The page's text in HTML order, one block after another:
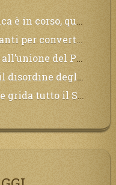
tarderà ad arrivare e tutta la Terra sarà oscurata.
e per chi non si sarà preparato saranno dolori.
avete che da attendere pochissimo.
troppo tardi, il tradimento è stato grande!
i lontani, affinché si pentano e tornino a Lui: